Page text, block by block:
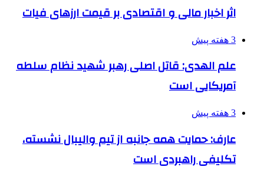
اثر اخبار مالی و اقتصادی بر قیمت ارزهای فیات
3 هفته پیش
علم الهدی: قاتل اصلی رهبر شهید نظام سلطه
آمریکایی است
3 هفته پیش
عارف: حمایت همه جانبه از تیم والیبال نشسته،
تکلیفی راهبردی است